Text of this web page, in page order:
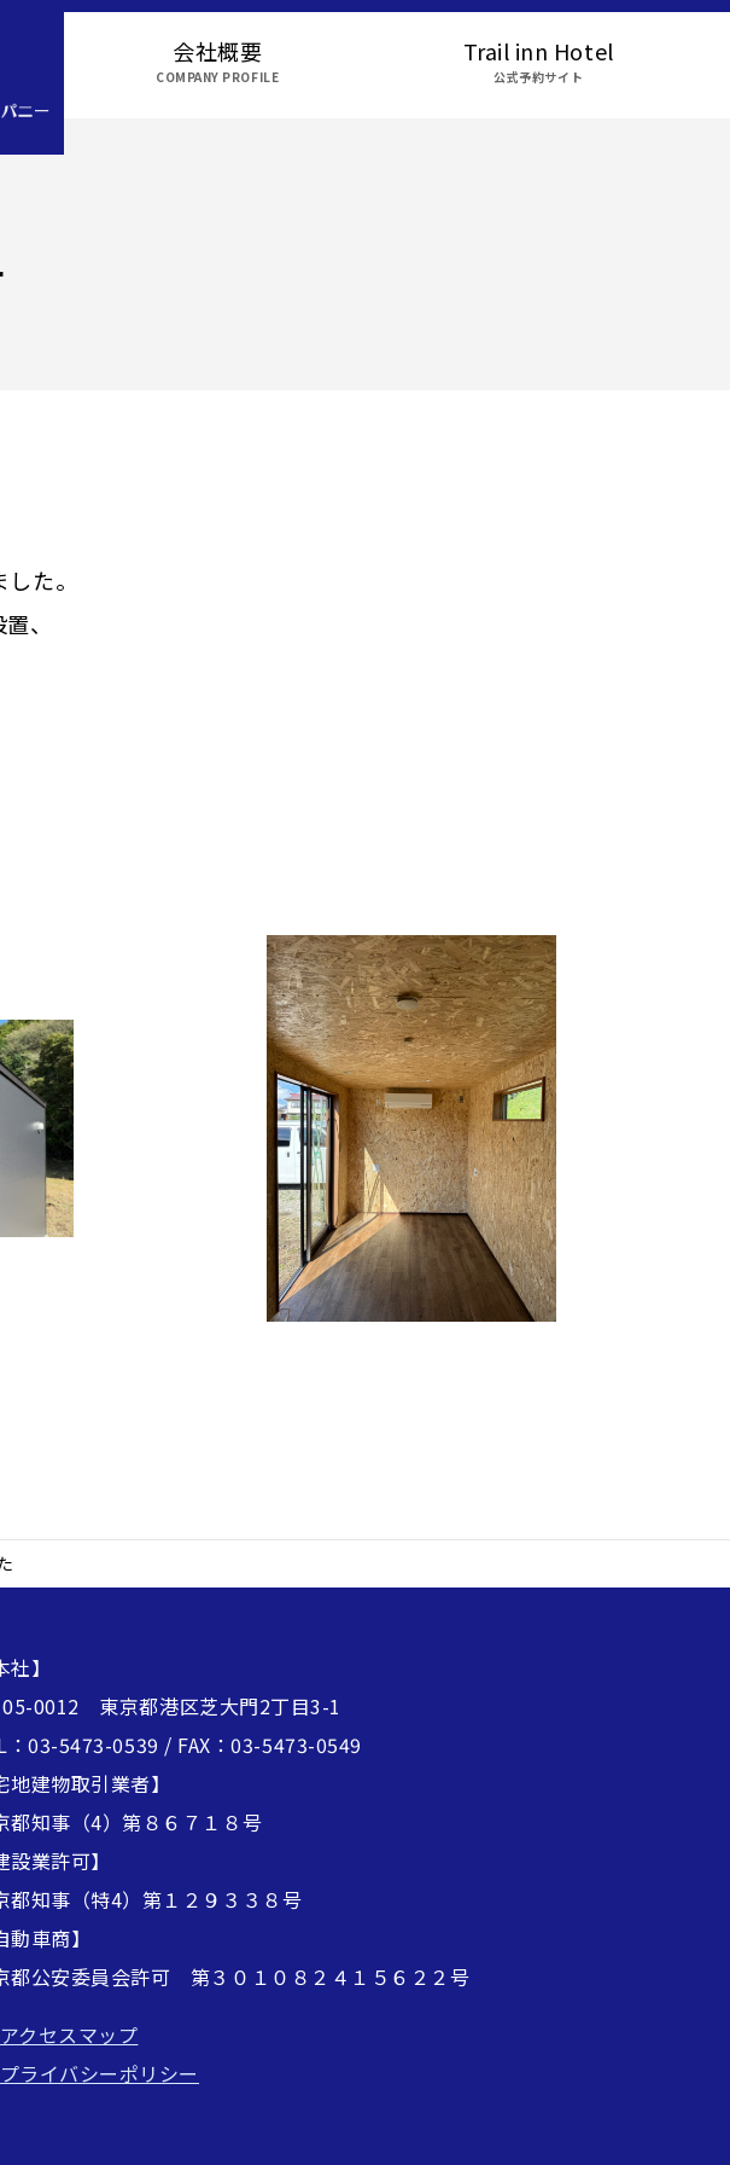
会社概要
COMPANY PROFILE
Trail inn Hotel
公式予約サイト
た。
、
社】
0012 東京都港区芝大門2丁目3-1
：03-5473-0539 / FAX：03-5473-0549
地建物取引業者】
都知事（4）第８６７１８号
設業許可】
都知事（特4）第１２９３３８号
動車商】
都公安委員会許可 第３０１０８２４１５６２２号
アクセスマップ
プライバシーポリシー